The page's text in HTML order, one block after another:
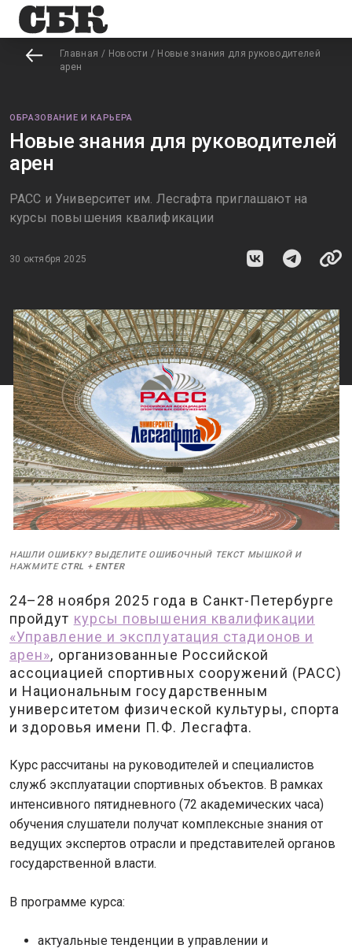
Главная / Новости / Новые знания для руководителей
арен
ОБРАЗОВАНИЕ И КАРЬЕРА
Новые знания для руководителей
арен
РАСС и Университет им. Лесгафта приглашают на
курсы повышения квалификации
30 октября 2025
НАШЛИ ОШИБКУ? ВЫДЕЛИТЕ ОШИБОЧНЫЙ ТЕКСТ МЫШКОЙ И
НАЖМИТЕ CTRL + ENTER
24–28 ноября 2025 года в Санкт-Петербурге
пройдут курсы повышения квалификации
«Управление и эксплуатация стадионов и
арен», организованные Российской
ассоциацией спортивных сооружений (РАСС)
и Национальным государственным
университетом физической культуры, спорта
и здоровья имени П.Ф. Лесгафта.
Курс рассчитаны на руководителей и специалистов
служб эксплуатации спортивных объектов. В рамках
интенсивного пятидневного (72 академических часа)
обучения слушатели получат комплексные знания от
ведущих экспертов отрасли и представителей органов
государственной власти.
В программе курса:
актуальные тенденции в управлении и